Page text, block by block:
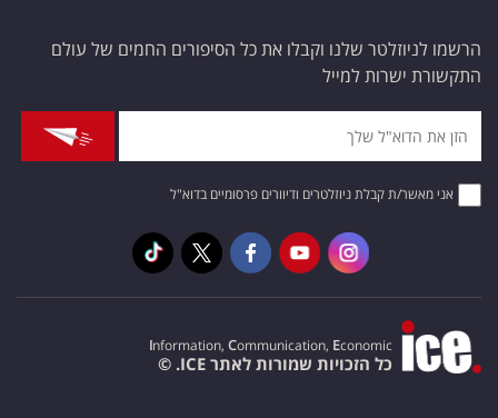
הרשמו לניוזלטר שלנו וקבלו את כל הסיפורים החמים של עולם
התקשורת ישרות למייל
אני מאשר/ת קבלת ניוזלטרים ודיוורים פרסומיים בדוא"ל
Information, Communication, Economic
כל הזכויות שמורות לאתר ICE. ©